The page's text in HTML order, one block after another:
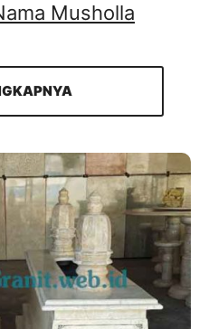
Musholla